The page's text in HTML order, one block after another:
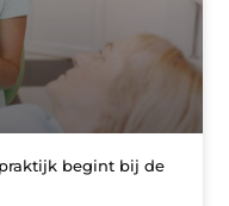
begint bij de